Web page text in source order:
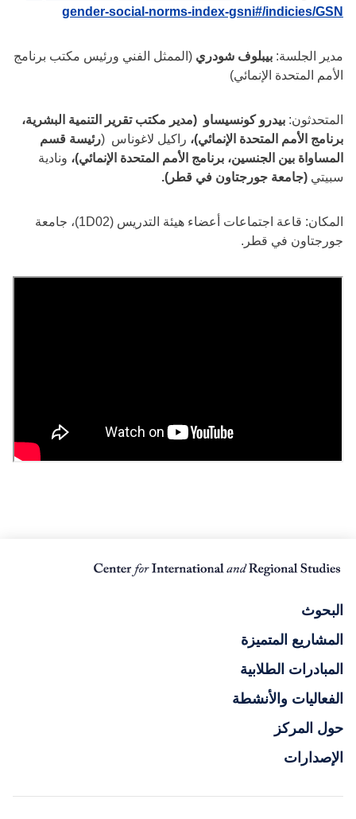
gender-social-norms-index-gsni#/indicies/GSN
مدير الجلسة: بيبلوف شودري (الممثل الفني ورئيس مكتب برنامج
الأمم المتحدة الإنمائي)
المتحدثون: بيدرو كونسيساو (مدير مكتب تقرير التنمية البشرية،
برنامج الأمم المتحدة الإنمائي)، راكيل لاغوناس (رئيسة قسم
المساواة بين الجنسين، برنامج الأمم المتحدة الإنمائي)، ونادية
سبيتي (جامعة جورجتاون في قطر).
المكان: قاعة اجتماعات أعضاء هيئة التدريس (1D02)، جامعة
جورجتاون في قطر.
البحوث
المشاريع المتميزة
المبادرات الطلابية
الفعاليات والأنشطة
حول المركز
الإصدارات